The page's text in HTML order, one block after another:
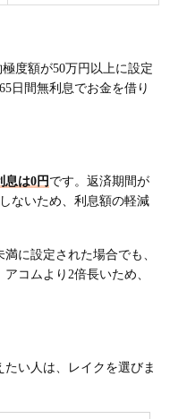
度額が50万円以上に設定
日間無利息でお金を借り
息は0円 です。返済期間が
ないため、利息額の軽減
に設定された場合でも、
コムより2倍長いため、
い人は、レイクを選びま